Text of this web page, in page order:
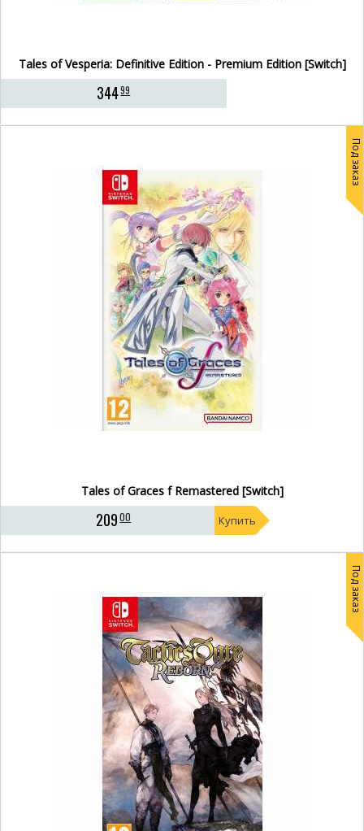
Tales of Vesperia: Definitive Edition - Premium Edition [Switch]
34499
Под заказ
Tales of Graces f Remastered [Switch]
20900 Купить
Под заказ